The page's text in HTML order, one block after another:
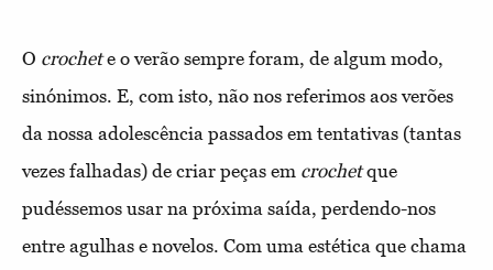
O crochete o verão sempre foram, de algum modo,
sinónimos. E, com isto, não nos referimos aos verões
da nossa adolescência passados em tentativas (tantas
vezes falhadas) de criar peças em crochetque
pudéssemos usar na próxima saída, perdendo-nos
entre agulhas e novelos. Com uma estética que chama